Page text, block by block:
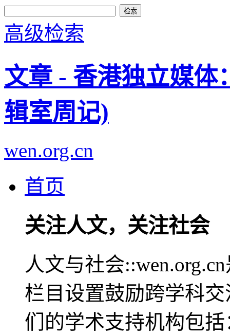
高级检索
文章 - 香港独立媒体
辑室周记)
wen.org.cn
首页
关注人文，关注社会
人文与社会
栏目设置鼓励跨学科
们的学术支持机构包